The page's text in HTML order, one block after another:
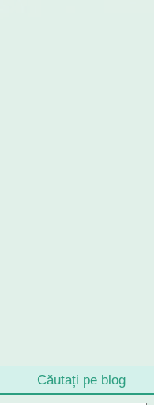
Căutați pe blog